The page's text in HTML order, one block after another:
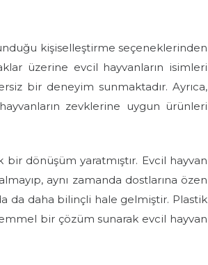
kişiselleştirme seçeneklerinden
üzerine evcil hayvanların isimleri
bir deneyim sunmaktadır. Ayrıca,
zevklerine uygun ürünleri
dönüşüm yaratmıştır. Evcil hayvan
aynı zamanda dostlarına özen
da daha bilinçli hale gelmiştir. Plastik
bir çözüm sunarak evcil hayvan